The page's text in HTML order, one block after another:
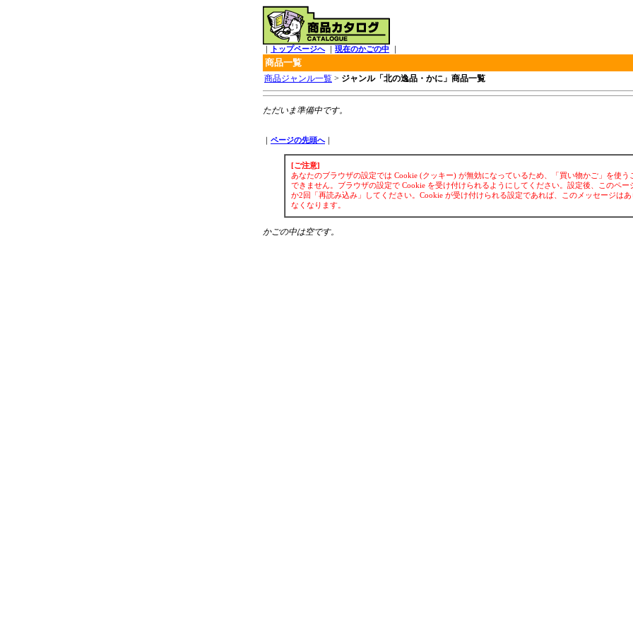
トップページへ｜ 現在のかごの中
商品一覧
商品ジャンル一覧 > ジャンル「北の逸品・かに」商品一覧
ただいま準備中です。
ページの先頭へ｜
[ご注意]
あなたのブラウザの設定では Cookie (クッキー) が無効になっているため、「買い物かご」を使う
できません。ブラウザの設定で Cookie を受け付けられるようにしてください。設定後、このペー
か2回「再読み込み」してください。Cookie が受け付けられる設定であれば、このメッセージは
なくなります。
かごの中は空です。